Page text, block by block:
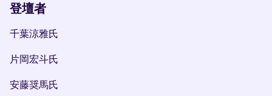
登壇者
千葉涼雅氏
片岡宏斗氏
安藤奨馬氏